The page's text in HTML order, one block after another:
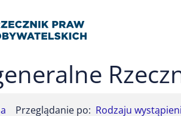
Przeglądanie po: Rodzaju